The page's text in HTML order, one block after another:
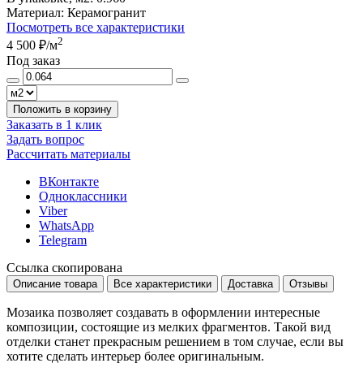
Материал: Керамогранит
Посмотреть все характеристики
4 500 ₽/м2
Под заказ
Положить в корзину
Заказать в 1 клик
Задать вопрос
Рассчитать материалы
ВКонтакте
Одноклассники
Viber
WhatsApp
Telegram
Ссылка скопирована
Описание товара Все характеристики Доставка Отзывы
Мозаика позволяет создавать в оформлении интересные
композиции, состоящие из мелких фрагментов. Такой вид
отделки станет прекрасным решением в том случае, если вы
хотите сделать интерьер более оригинальным.